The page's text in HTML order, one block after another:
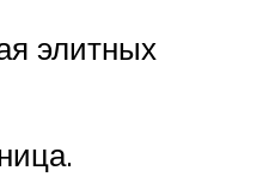
элитных